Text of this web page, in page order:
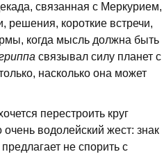
связанная с Меркурием,
решения, короткие встречи,
когда мысль должна быть
связывал силу планет с
насколько она может
перестроить круг
водолейский жест: знак
предлагает не спорить с